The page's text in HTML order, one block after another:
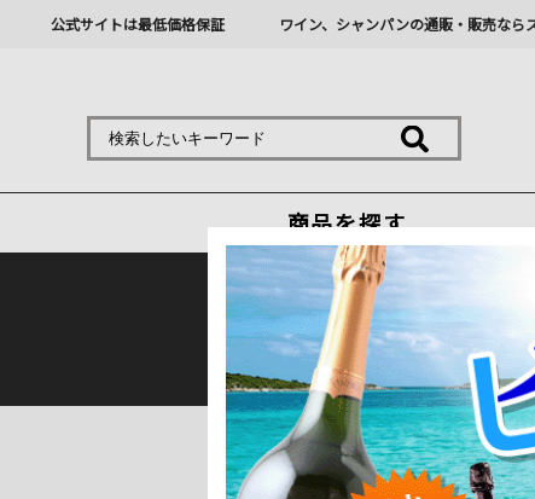
公式サイトは最低価格保証 ワイン、シャンパンの通販・販売なら
商品を探す
熊本地震の影響により
トップ ＞産地で探す ＞イタリア ＞ ト